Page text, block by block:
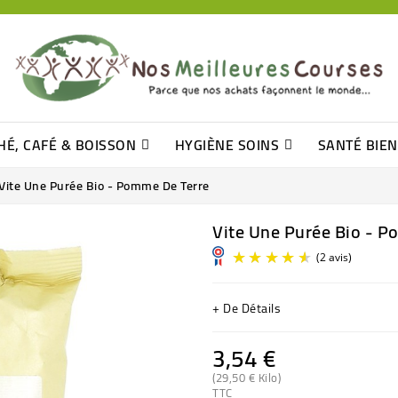
CAFÉ & BOISSON HYGIÈNE SOINS SANTÉ
Une Purée Bio - Pomme De Terre
Vite Une Purée Bio -
+ De Détails
3,54 €
(29,50 € Kilo)
TTC